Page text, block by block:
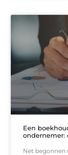
Een
ondernemer:
Net begonnen